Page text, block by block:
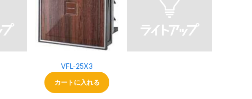
VFL-25X3
カートに入れる